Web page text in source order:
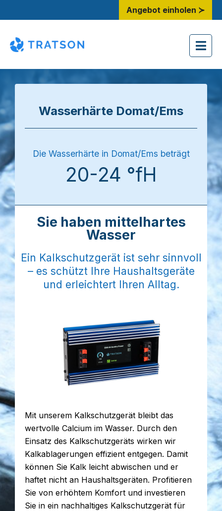
Angebot einholen ≻
Wasserhärte Domat/Ems
Die Wasserhärte in Domat/Ems beträgt
20-24 °fH
Sie haben mittelhartes
Wasser
Ein Kalkschutzgerät ist sehr sinnvoll
– es schützt Ihre Haushaltsgeräte
und erleichtert Ihren Alltag.
Mit unserem Kalkschutzgerät bleibt das
wertvolle Calcium im Wasser. Durch den
Einsatz des Kalkschutzgeräts wirken wir
Kalkablagerungen effizient entgegen. Damit
können Sie Kalk leicht abwischen und er
haftet nicht an Haushaltsgeräten. Profitieren
Sie von erhöhtem Komfort und investieren
Sie in ein nachhaltiges Kalkschutzgerät für